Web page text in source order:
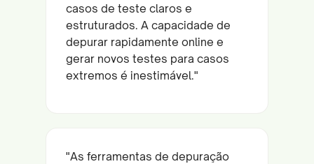
casos de teste claros e
estruturados. A capacidade de
depurar rapidamente online e
gerar novos testes para casos
extremos é inestimável."
"As ferramentas de depuração